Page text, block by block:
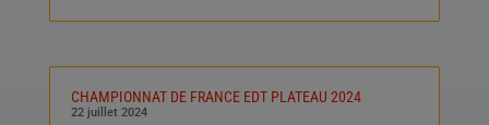
CHAMPIONNAT DE FRANCE EDT PLATEAU 2024
22 juillet 2024